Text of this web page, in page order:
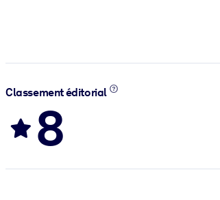
Classement éditorial
8